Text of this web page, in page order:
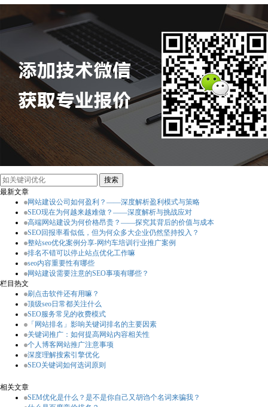
最新文章
网站建设公司如何盈利？——深度解析盈利模式与策略
SEO现在为何越来越难做？——深度解析与挑战应对
高端网站建设为何价格昂贵？——探究其背后的价值与成本
SEO回报率看似低，但为何众多大企业仍然坚持投入？
整站seo优化案例分享-网约车培训行业推广案例
排名不错可以停止站点优化工作嘛
seo内容重要性有哪些
网站建设需要注意的SEO事项有哪些？
栏目热文
刷点击软件还有用嘛？
顶级seo日常都关注什么
SEO服务常见的收费模式
「网站排名」影响关键词排名的主要因素
关键词推广：如何提高网站内容相关性
个人博客网站推广注意事项
深度理解搜索引擎优化
SEO关键词如何选词原则
相关文章
SEM优化是什么？是不是你自己又胡诌个名词来骗我？